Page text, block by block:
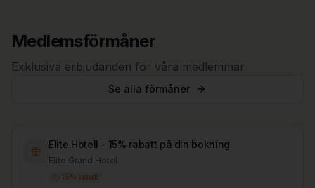
Medlemsförmåner
Exklusiva erbjudanden för våra medlemmar
Se alla förmåner
Elite Hotell - 15% rabatt på din bokning
Elite Grand Hotel
15% rabatt